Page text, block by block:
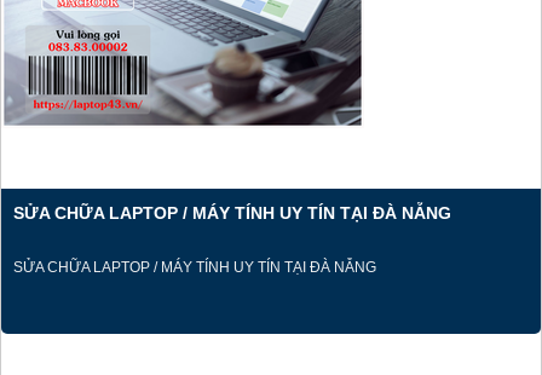
SỬA CHỮA LAPTOP / MÁY TÍNH UY TÍN TẠI ĐÀ NẴNG
SỬA CHỮA LAPTOP / MÁY TÍNH UY TÍN TẠI ĐÀ NẴNG